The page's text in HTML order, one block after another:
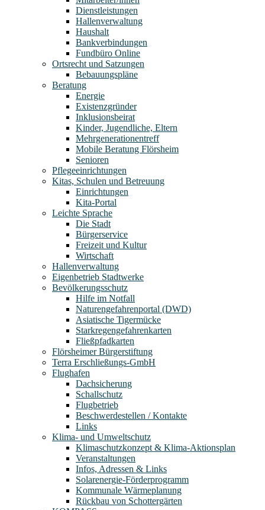
Dienstleistungen
Hallenverwaltung
Haushalt
Bankverbindungen
Fundbüro Online
Ortsrecht und Satzungen
Bebauungspläne
Beratung
Energie
Existenzgründer
Inklusionsbeirat
Kinder, Jugendliche, Eltern
Mehrgenerationentreff
Mobile Beratung Flörsheim
Senioren
Pflegeeinrichtungen
Kitas, Schulen und Betreuung
Einrichtungen
Kita-Portal
Leichte Sprache
Die Stadt
Bürgerservice
Freizeit und Kultur
Wirtschaft
Hallenverwaltung
Eigenbetrieb Stadtwerke
Bevölkerungsschutz
Hilfe im Notfall
Naturengefahrenportal (DWD)
Asiatische Tigermücke
Starkregengefahrenkarten
Fließpfadkarten
Flörsheimer Bürgerstiftung
Terra Erschließungs-GmbH
Flughafen
Dachsicherung
Schallschutz
Flugbetrieb
Beschwerdestellen / Kontakte
Links
Klima- und Umweltschutz
Klimaschutzkonzept & Klima-Aktionsplan
Veranstaltungen
Infos, Adressen & Links
Solarenergie-Förderprogramm
Kommunale Wärmeplanung
Rückbau von Schottergärten